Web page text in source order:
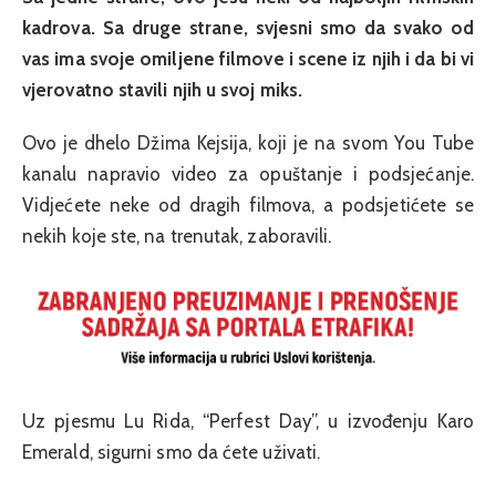
kadrova. Sa druge strane, svjesni smo da svako od
vas ima svoje omiljene filmove i scene iz njih i da bi vi
vjerovatno stavili njih u svoj miks.
Ovo je dhelo Džima Kejsija, koji je na svom You Tube
kanalu napravio video za opuštanje i podsjećanje.
Vidjećete neke od dragih filmova, a podsjetićete se
nekih koje ste, na trenutak, zaboravili.
Uz pjesmu Lu Rida, “Perfest Day”, u izvođenju Karo
Emerald, sigurni smo da ćete uživati.